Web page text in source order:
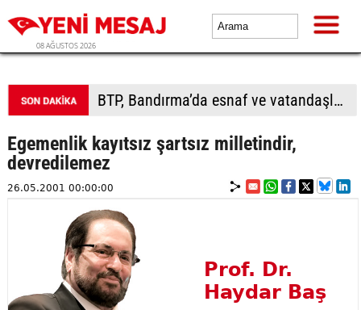
08 AĞUSTOS 2026
BTP, Bandırma’da esnaf ve vatandaşla buluştu
Egemenlik kayıtsız şartsız milletindir,
devredilemez
26.05.2001 00:00:00
Prof. Dr.
Haydar Baş